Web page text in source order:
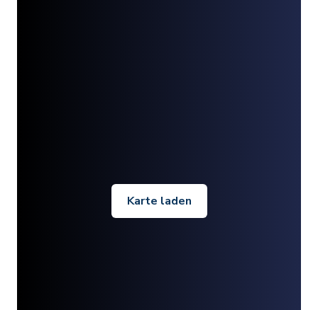
Karte laden